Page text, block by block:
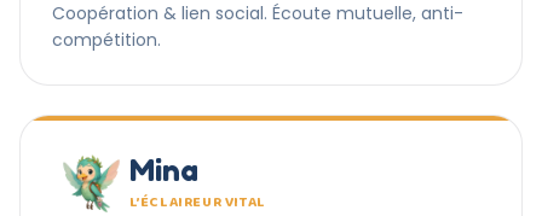
Coopération & lien social. Écoute mutuelle, anti-
compétition.
Mina
L’ÉCLAIREUR VITAL